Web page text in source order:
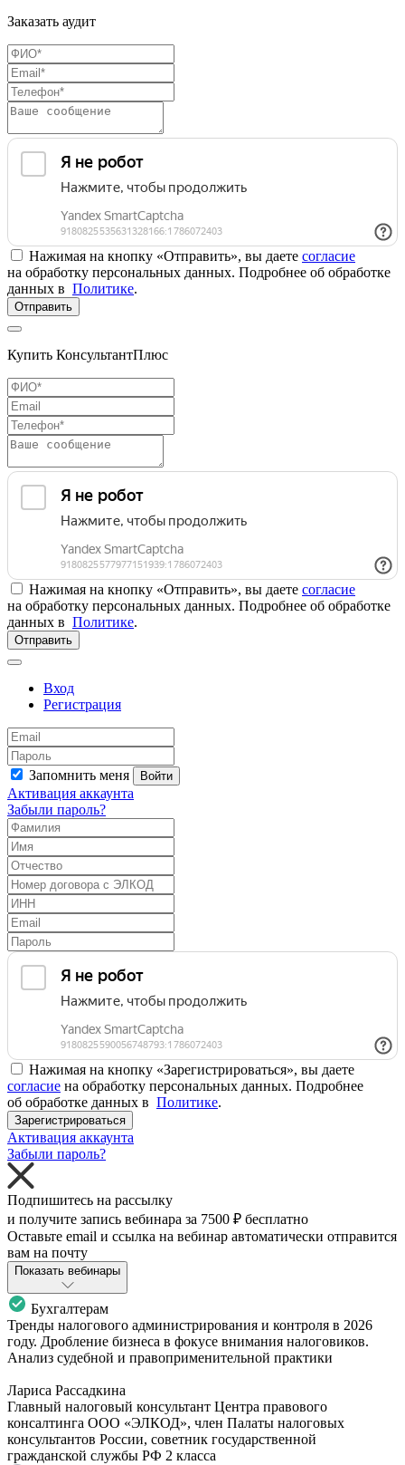
Заказать аудит
Нажимая на кнопку «Отправить», вы даете согласие
на обработку персональных данных. Подробнее об обработке
данных в Политике.
Отправить
Купить КонсультантПлюс
Нажимая на кнопку «Отправить», вы даете согласие
на обработку персональных данных. Подробнее об обработке
данных в Политике.
Отправить
Вход
Регистрация
Запомнить меня Войти
Активация аккаунта
Забыли пароль?
Нажимая на кнопку «Зарегистрироваться», вы даете
согласие на обработку персональных данных. Подробнее
об обработке данных в Политике.
Зарегистрироваться
Активация аккаунта
Забыли пароль?
Подпишитесь на рассылку
и получите запись вебинара за 7500 ₽ бесплатно
Оставьте email и ссылка на вебинар автоматически отправится
вам на почту
Показать вебинары
Бухгалтерам
Тренды налогового администрирования и контроля в 2026
году. Дробление бизнеса в фокусе внимания налоговиков.
Анализ судебной и правоприменительной практики
Лариса Рассадкина
Главный налоговый консультант Центра правового
консалтинга ООО «ЭЛКОД», член Палаты налоговых
консультантов России, советник государственной
гражданской службы РФ 2 класса